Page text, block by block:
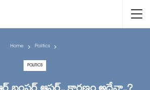
Home Politics
POLITICS